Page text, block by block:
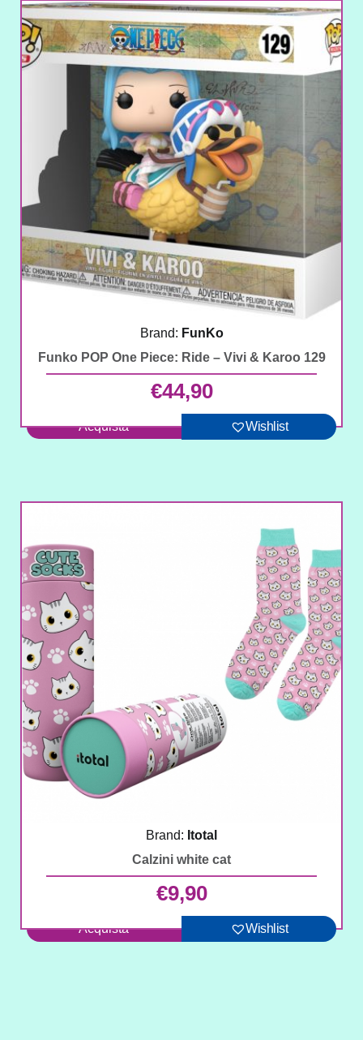
Brand: FunKo
Funko POP One Piece: Ride – Vivi & Karoo 129
€44,90
Acquista Wishlist
Brand: Itotal
Calzini white cat
€9,90
Acquista Wishlist